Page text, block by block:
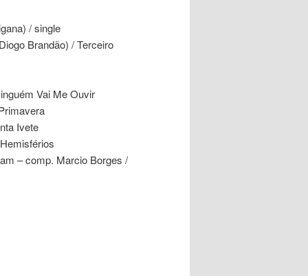
/ single
Brandão) / Terceiro
Vai Me Ouvir
Ivete
– comp. Marcio Borges /